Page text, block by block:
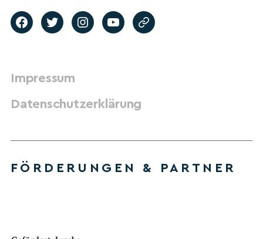
Impressum
Datenschutzerklärung
FÖRDERUNGEN & PARTNER